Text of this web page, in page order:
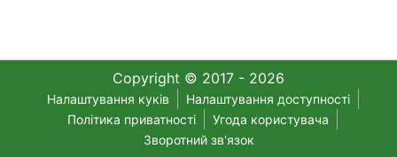
Copyright © 2017 - 2026
Налаштування куків
Налаштування доступності
Політика приватності
Угода користувача
Зворотний зв'язок